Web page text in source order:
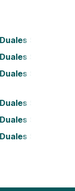
Duales Studium
Duales Studium
Duales Studium
Duales Studium
Duales Studium
Duales Studium